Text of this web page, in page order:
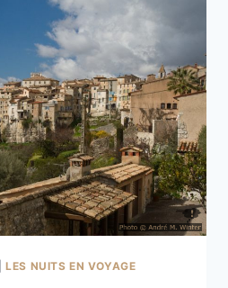
|LES NUITS EN VOYAGE